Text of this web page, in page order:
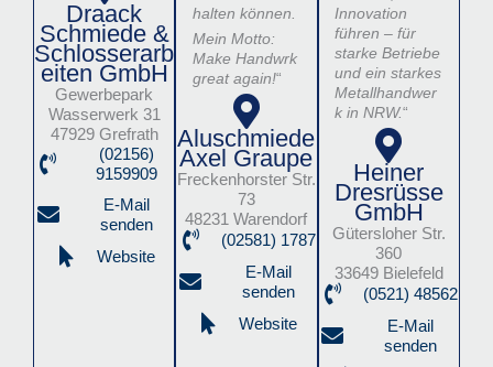
Draack
Schmiede &
Schlosserarb
eiten GmbH
Gewerbepark
Wasserwerk 31
47929 Grefrath
(02156)
9159909
E-Mail
senden
Website
halten können.
Mein Motto:
Make Handwrk
great again!“
Aluschmiede
Axel Graupe
Freckenhorster Str.
73
48231 Warendorf
(02581) 1787
E-Mail
senden
Website
Innovation
führen – für
starke Betriebe
und ein starkes
Metallhandwer
k in NRW.“
Heiner
Dresrüsse
GmbH
Gütersloher Str.
360
33649 Bielefeld
(0521) 48562
E-Mail
senden